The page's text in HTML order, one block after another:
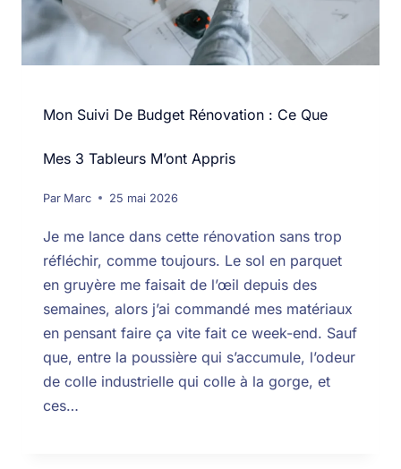
Mon Suivi De Budget Rénovation : Ce Que
Mes 3 Tableurs M’ont Appris
Par Marc 25 mai 2026
Je me lance dans cette rénovation sans trop
réfléchir, comme toujours. Le sol en parquet
en gruyère me faisait de l’œil depuis des
semaines, alors j’ai commandé mes matériaux
en pensant faire ça vite fait ce week-end. Sauf
que, entre la poussière qui s’accumule, l’odeur
de colle industrielle qui colle à la gorge, et
ces…